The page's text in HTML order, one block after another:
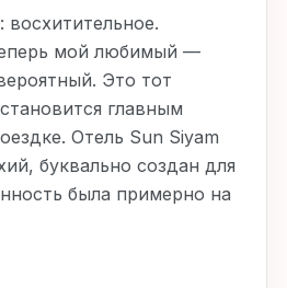
мой любимый —
Это тот
главным
Отель Sun Siyam
буквально создан для
была примерно на